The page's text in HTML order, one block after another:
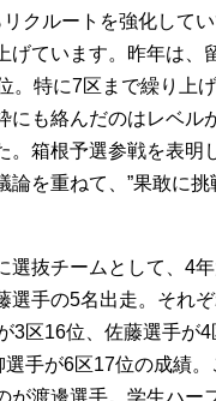
クルートを強化して
げています。昨年は、
。特に7区まで繰り上
にも絡んだのはレベル
。箱根予選参戦を表明
論を重ねて、”果敢に挑
抜チームとして、4
選手の5名出走。それ
3区16位、佐藤選手が
手が6区17位の成績
が渡邊選手。学生ハー